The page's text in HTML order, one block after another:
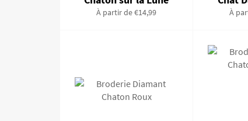
À partir de €14,99 À